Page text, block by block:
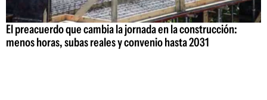
El preacuerdo que cambia la jornada en la construcción:
menos horas, subas reales y convenio hasta 2031